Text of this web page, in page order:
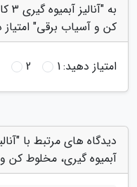
کن و آسیاب برقی" امتیاز
امتیاز دهید:1
2
آبمیوه گیری، مخلوط کن